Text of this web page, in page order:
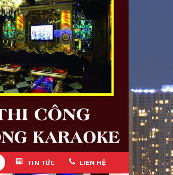
TIN TỨC LIÊN HỆ